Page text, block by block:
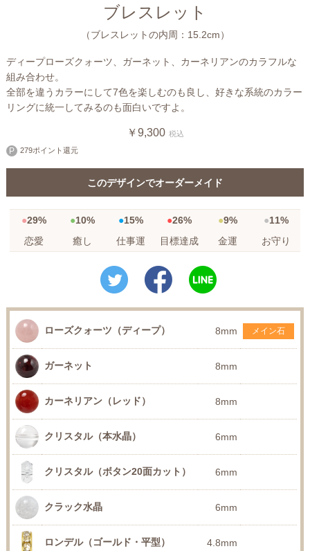
ブレスレット
（ブレスレットの内周：15.2cm）
ディープローズクォーツ、ガーネット、カーネリアンのカラフルな
組み合わせ。
全部を違うカラーにして7色を楽しむのも良し、好きな系統のカラー
リングに統一してみるのも面白いですよ。
￥9,300 税込
279ポイント還元
このデザインでオーダーメイド
29% 10% 15% 26% 9%
11%
恋愛
癒し 仕事運 目標達成 金運 お守り
ローズクォーツ（ディープ） 8mm メイン石
ガーネット 8mm
カーネリアン（レッド） 8mm
クリスタル（本水晶） 6mm
クリスタル（ボタン20面カット） 6mm
クラック水晶 6mm
ロンデル（ゴールド・平型） 4.8mm